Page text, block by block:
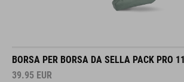
BORSA PER BORSA DA SELLA PACK PRO 11
39.95 EUR